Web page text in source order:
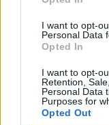
I want to opt-
Personal Data
Opted In
I want to opt-
Retention,
Personal Data
Purposes for
Opted Out